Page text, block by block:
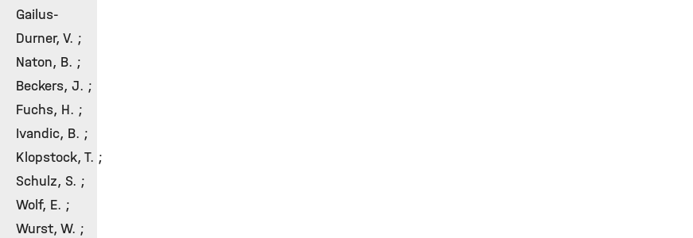
Gailus-
Durner, V. ;
Naton, B. ;
Beckers, J. ;
Fuchs, H. ;
Ivandic, B. ;
Klopstock, T. ;
Schulz, S. ;
Wolf, E. ;
Wurst, W. ;